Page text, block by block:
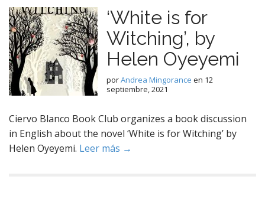
‘White is for
Witching’, by
Helen Oyeyemi
porAndrea Mingorance en 12
septiembre, 2021
Ciervo Blanco Book Club organizes a book discussion
in English about the novel ‘White is for Witching’ by
Helen Oyeyemi. Leer más →